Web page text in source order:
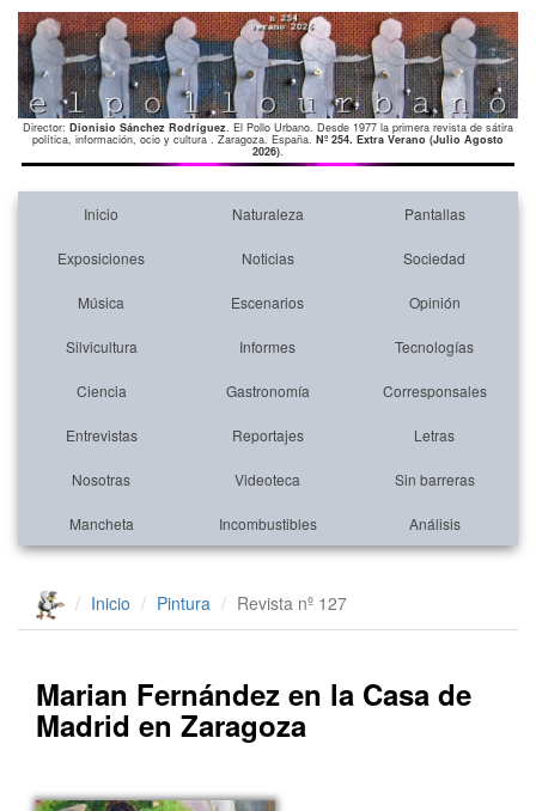
Director: Dionisio Sánchez Rodríguez. El Pollo Urbano. Desde 1977 la primera revista de sátira
política, información, ocio y cultura . Zaragoza. España. Nº 254. Extra Verano (Julio Agosto
2026).
Inicio Naturaleza Pantallas
Exposiciones Noticias Sociedad
Música Escenarios Opinión
Silvicultura Informes Tecnologías
Ciencia Gastronomía Corresponsales
Entrevistas Reportajes Letras
Nosotras Videoteca Sin barreras
Mancheta Incombustibles Análisis
Inicio Pintura Revista nº 127
Marian Fernández en la Casa de
Madrid en Zaragoza